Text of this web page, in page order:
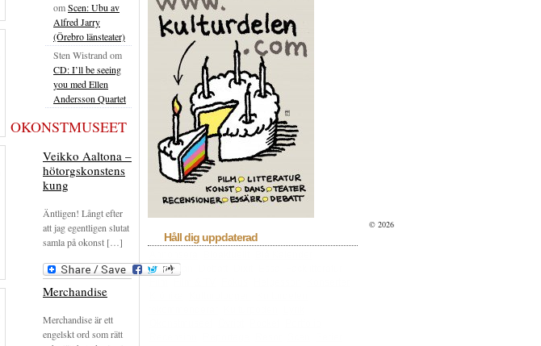
omScen: Ubu av
Alfred Jarry
(Örebro länsteater)
Sten Wistrand om
CD: I’ll be seeing
you med Ellen
Andersson Quartet
OKONSTMUSEET
Veikko Aaltona –
hötorgskonstens
kung
Äntligen! Långt efter
att jag egentligen slutat
samla på okonst […]
Merchandise
Merchandise är ett
engelskt ord som rätt
Håll dig uppdaterad
Bokhyllan
© 2026